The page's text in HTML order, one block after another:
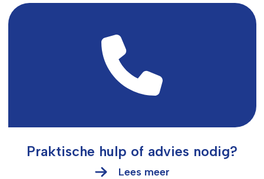
Praktische hulp of advies nodig?
Lees meer